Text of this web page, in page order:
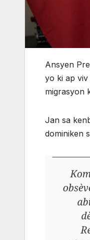
Ansyen
yo ki ap
migrasyon
Jan sa
dominiken